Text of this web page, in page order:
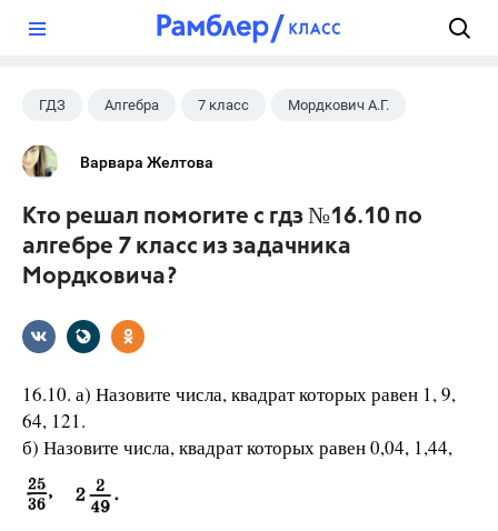
ГДЗ Алгебра 7 класс Мордкович А.Г.
Варвара Желтова
Кто решал помогите с гдз №16.10 по
алгебре 7 класс из задачника
Мордковича?
16.10. а) Назовите числа, квадрат которых равен 1, 9,
64, 121.
б) Назовите числа, квадрат которых равен 0,04, 1,44,